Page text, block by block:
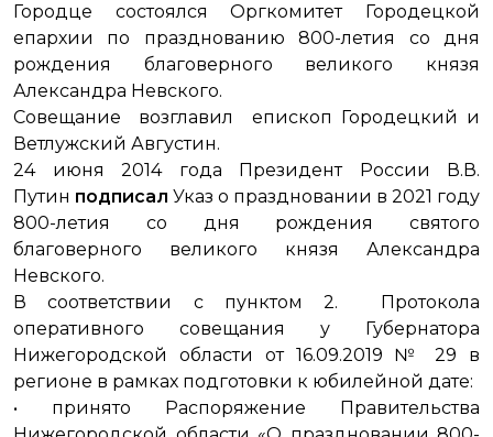
Городце состоялся Оргкомитет Городецкой
епархии по празднованию 800-летия со дня
рождения благоверного великого князя
Александра Невского.
Совещание возглавил епископ Городецкий и
Ветлужский Августин.
24 июня 2014 года Президент России В.В.
Путин подписал Указ о праздновании в 2021 году
800-летия со дня рождения святого
благоверного великого князя Александра
Невского.
В соответствии с пунктом 2. Протокола
оперативного совещания у Губернатора
Нижегородской области от 16.09.2019 № 29 в
регионе в рамках подготовки к юбилейной дате:
• принято Распоряжение Правительства